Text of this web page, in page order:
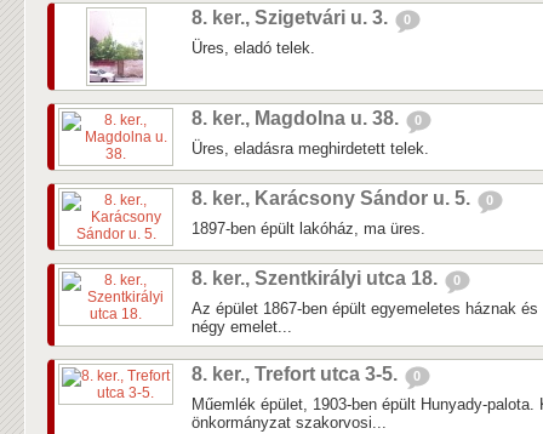
8. ker., Szigetvári u. 3. 0
Üres, eladó telek.
8. ker., Magdolna u. 38. 0
Üres, eladásra meghirdetett telek.
8. ker., Karácsony Sándor u. 5. 0
1897-ben épült lakóház, ma üres.
8. ker., Szentkirályi utca 18. 0
Az épület 1867-ben épült egyemeletes háznak
négy emelet...
8. ker., Trefort utca 3-5. 0
Műemlék épület, 1903-ben épült Hunyady-palota.
önkormányzat szakorvosi...